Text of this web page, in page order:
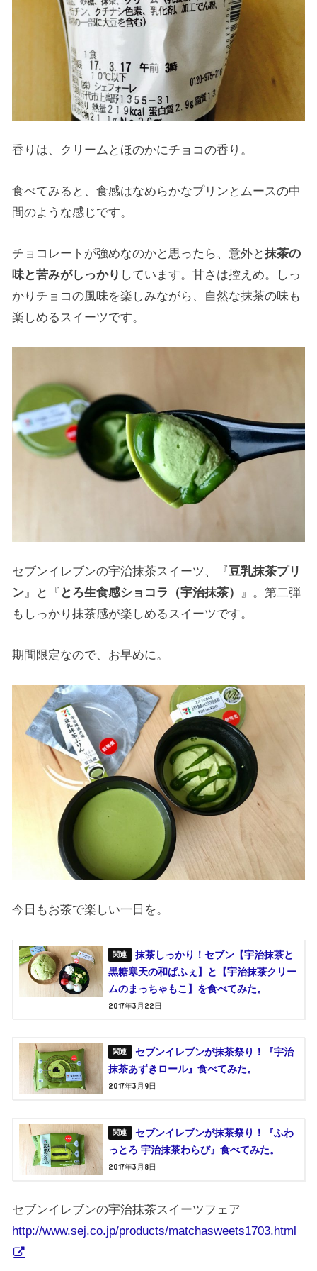
香りは、クリームとほのかにチョコの香り。
食べてみると、食感はなめらかなプリンとムースの中
間のような感じです。
チョコレートが強めなのかと思ったら、意外と抹茶の
味と苦みがしっかり しています。甘さは控えめ。しっ
かりチョコの風味を楽しみながら、自然な抹茶の味も
楽しめるスイーツです。
セブンイレブンの宇治抹茶スイーツ、『豆乳抹茶プリ
ン』と『 とろ生食感ショコラ（宇治抹茶） 』。第二弾
もしっかり抹茶感が楽しめるスイーツです。
期間限定なので、お早めに。
今日もお茶で楽しい一日を。
抹茶しっかり！セブン【宇治抹茶と
黒糖寒天の和ぱふぇ】と【宇治抹茶クリー
ムのまっちゃもこ】を食べてみた。
2017年3月22日
セブンイレブンが抹茶祭り！『宇治
抹茶あずきロール』食べてみた。
2017年3月9日
セブンイレブンが抹茶祭り！『ふわ
っとろ 宇治抹茶わらび』食べてみた。
2017年3月8日
セブンイレブンの宇治抹茶スイーツフェア
http://www.sej.co.jp/products/matchasweets1703.html